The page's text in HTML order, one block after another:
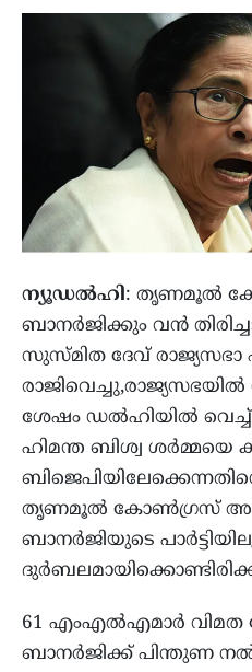
ന്യൂഡല്‍ഹി: തൃണമൂല്‍
ബാനര്‍ജിക്കും വന്‍
സുസ്മിത ദേവ് രാജ്യസഭാ
രാജിവെച്ചു,രാജ്യസഭയില്‍
ശേഷം ഡല്‍ഹിയില്‍ വെച്ച്
ഹിമന്ത ബിശ്വ ശര്‍മ്മയെ
തൃണമൂല്‍ കോണ്‍ഗ്രസ്
ബാനര്‍ജിയുടെ
61 എംഎല്‍എമാര്‍ വിമത
ബാനര്‍ജിക്ക് പിന്തുണ